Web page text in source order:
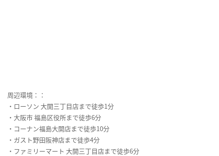
周辺環境：：
・ローソン 大開三丁目店まで徒歩1分
・大阪市 福島区役所まで徒歩6分
・コーナン福島大開店まで徒歩10分
・ガスト野田阪神店まで徒歩4分
・ファミリーマート 大開三丁目店まで徒歩6分